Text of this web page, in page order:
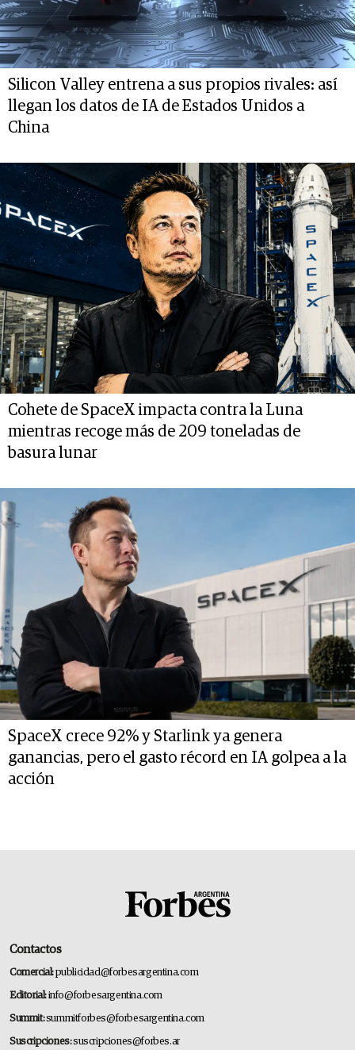
Silicon Valley entrena a sus propios rivales: así
llegan los datos de IA de Estados Unidos a
China
Cohete de SpaceX impacta contra la Luna
mientras recoge más de 209 toneladas de
basura lunar
SpaceX crece 92% y Starlink ya genera
ganancias, pero el gasto récord en IA golpea a la
acción
Contactos
Comercial:publicidad@forbesargentina.com
Editorial:info@forbesargentina.com
Summit:summitforbes@forbesargentina.com
Suscripciones:suscripciones@forbes.ar